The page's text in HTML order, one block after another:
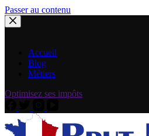
Passer au contenu
Accueil
Blog
Métiers
Optimisez ses impôts